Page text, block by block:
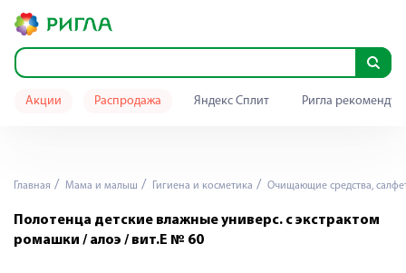
Акции Распродажа Яндекс Сплит Ригла
Главная Мама и малыш Гигиена и косметика Очищающие средства,
Полотенца детские влажные универс. с экстрактом
ромашки / алоэ / вит.Е № 60